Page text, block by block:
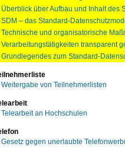
Überblick über Aufbau und Inhalt des
SDM – das Standard-
Technische und organisatorische
Verarbeitungstätigkeiten transparent
Grundlegendes zum Standard-
Weitergabe von Teilnehmerlisten
Telearbeit an Hochschulen
Gesetz gegen unerlaubte